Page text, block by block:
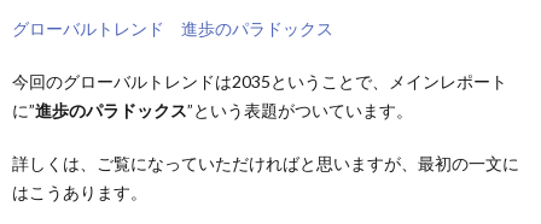
グローバルトレンド 進歩のパラドックス
今回のグローバルトレンドは2035ということで、メインレポート
に”進歩のパラドックス”という表題がついています。
詳しくは、ご覧になっていただければと思いますが、最初の一文に
はこうあります。